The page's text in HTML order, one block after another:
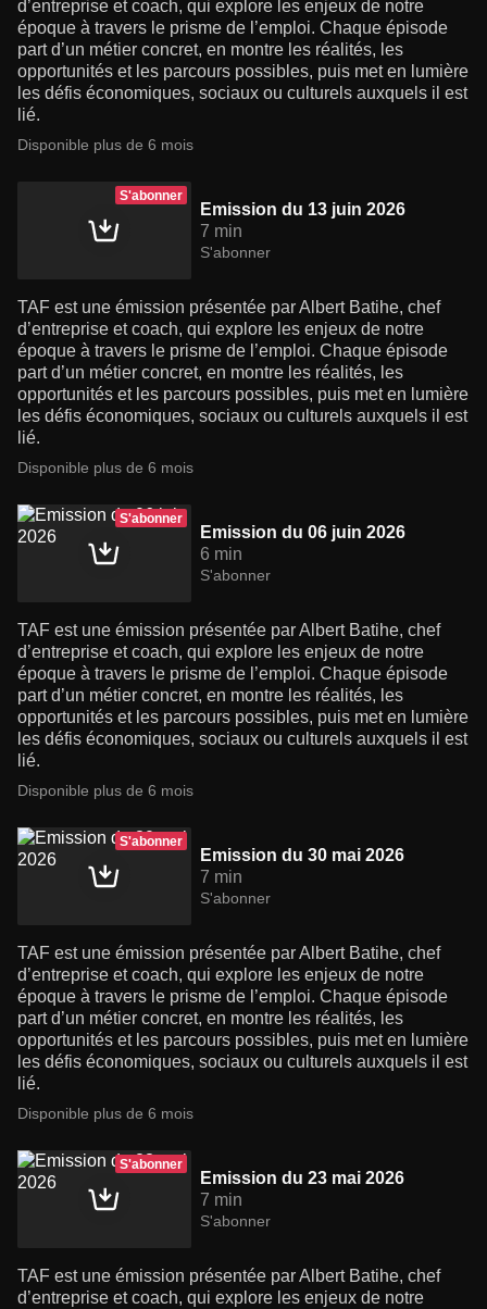
d’entreprise et coach, qui explore les enjeux de notre
époque à travers le prisme de l’emploi. Chaque épisode
part d’un métier concret, en montre les réalités, les
opportunités et les parcours possibles, puis met en lumière
les défis économiques, sociaux ou culturels auxquels il est
lié.
Disponible plus de 6 mois
S'abonner
Emission du 13 juin 2026
7 min
S'abonner
TAF est une émission présentée par Albert Batihe, chef
d’entreprise et coach, qui explore les enjeux de notre
époque à travers le prisme de l’emploi. Chaque épisode
part d’un métier concret, en montre les réalités, les
opportunités et les parcours possibles, puis met en lumière
les défis économiques, sociaux ou culturels auxquels il est
lié.
Disponible plus de 6 mois
S'abonner
Emission du 06 juin 2026
6 min
S'abonner
TAF est une émission présentée par Albert Batihe, chef
d’entreprise et coach, qui explore les enjeux de notre
époque à travers le prisme de l’emploi. Chaque épisode
part d’un métier concret, en montre les réalités, les
opportunités et les parcours possibles, puis met en lumière
les défis économiques, sociaux ou culturels auxquels il est
lié.
Disponible plus de 6 mois
S'abonner
Emission du 30 mai 2026
7 min
S'abonner
TAF est une émission présentée par Albert Batihe, chef
d’entreprise et coach, qui explore les enjeux de notre
époque à travers le prisme de l’emploi. Chaque épisode
part d’un métier concret, en montre les réalités, les
opportunités et les parcours possibles, puis met en lumière
les défis économiques, sociaux ou culturels auxquels il est
lié.
Disponible plus de 6 mois
S'abonner
Emission du 23 mai 2026
7 min
S'abonner
TAF est une émission présentée par Albert Batihe, chef
d’entreprise et coach, qui explore les enjeux de notre